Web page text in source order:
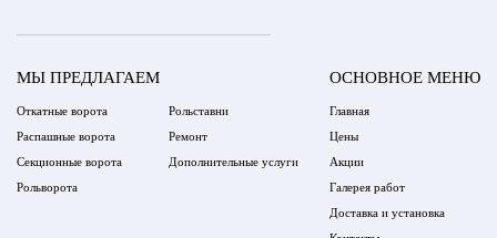
МЫ ПРЕДЛАГАЕМ
Откатные ворота
Распашные ворота
Секционные ворота
Рольворота
Рольставни
Ремонт
Дополнительные услуги
ОСНОВНОЕ МЕНЮ
Главная
Цены
Акции
Галерея работ
Доставка и установка